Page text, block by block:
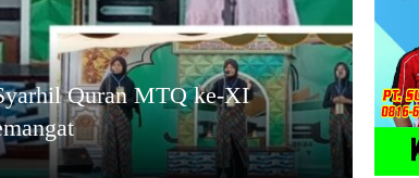
Quran MTQ ke-XI